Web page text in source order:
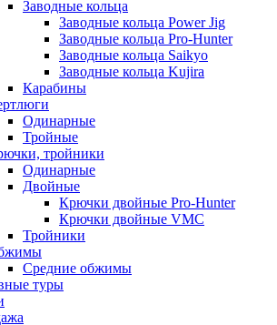
Заводные кольца
Заводные кольца Power Jig
Заводные кольца Pro-Hunter
Заводные кольца Saikyo
Заводные кольца Kujira
Карабины
Одинарные
Тройные
тройники
Одинарные
Двойные
Крючки двойные Pro-Hunter
Крючки двойные VMC
Тройники
Средние обжимы
туры